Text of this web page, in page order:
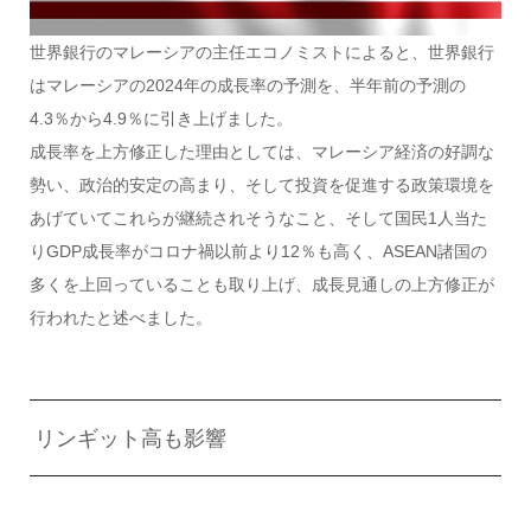
世界銀行のマレーシアの主任エコノミストによると、世界銀行
はマレーシアの2024年の成長率の予測を、半年前の予測の
4.3％から4.9％に引き上げました。
成長率を上方修正した理由としては、マレーシア経済の好調な
勢い、政治的安定の高まり、そして投資を促進する政策環境を
あげていてこれらが継続されそうなこと、そして国民1人当た
りGDP成長率がコロナ禍以前より12％も高く、ASEAN諸国の
多くを上回っていることも取り上げ、成長見通しの上方修正が
行われたと述べました。
リンギット高も影響